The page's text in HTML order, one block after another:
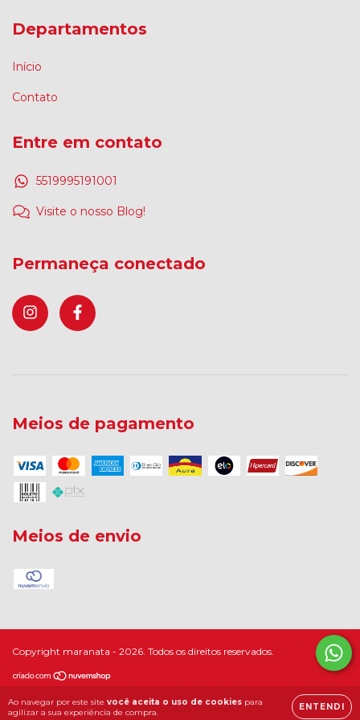
Ao navegar por este site você aceita o uso de cookies para
agilizar a sua experiência de compra.
ENTENDI
Departamentos
Início
Contato
Entre em contato
5519995191001
Visite o nosso Blog!
Permaneça conectado
Meios de pagamento
Meios de envio
Copyright maranata - 2026. Todos os direitos reservados.